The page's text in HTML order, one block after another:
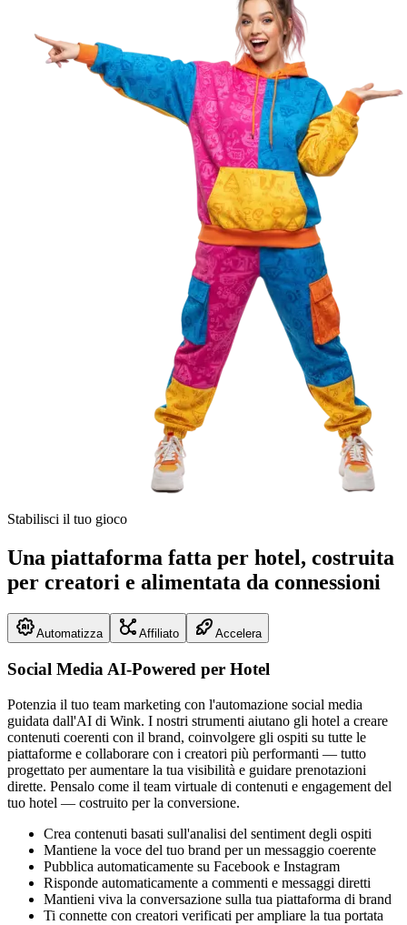
Stabilisci il tuo gioco
Una piattaforma fatta per hotel, costruita
per creatori e alimentata da connessioni
Automatizza Affiliato Accelera
Social Media AI-Powered per Hotel
Potenzia il tuo team marketing con l'automazione social media
guidata dall'AI di Wink. I nostri strumenti aiutano gli hotel a creare
contenuti coerenti con il brand, coinvolgere gli ospiti su tutte le
piattaforme e collaborare con i creatori più performanti — tutto
progettato per aumentare la tua visibilità e guidare prenotazioni
dirette. Pensalo come il team virtuale di contenuti e engagement del
tuo hotel — costruito per la conversione.
Crea contenuti basati sull'analisi del sentiment degli ospiti
Mantiene la voce del tuo brand per un messaggio coerente
Pubblica automaticamente su Facebook e Instagram
Risponde automaticamente a commenti e messaggi diretti
Mantieni viva la conversazione sulla tua piattaforma di brand
Ti connette con creatori verificati per ampliare la tua portata